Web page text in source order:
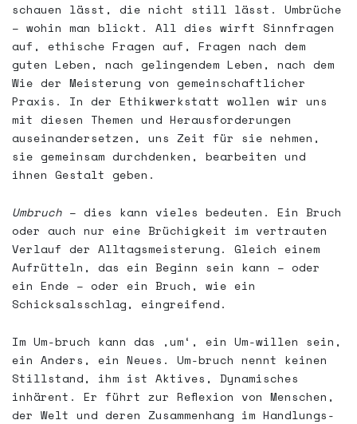
IMPRESSUM
DANKE SEHR!
schauen lässt, die nicht still lässt. Umbrüche
– wohin man blickt. All dies wirft Sinnfragen
auf, ethische Fragen auf, Fragen nach dem
guten Leben, nach gelingendem Leben, nach dem
Wie der Meisterung von gemeinschaftlicher
Praxis. In der Ethikwerkstatt wollen wir uns
mit diesen Themen und Herausforderungen
auseinandersetzen, uns Zeit für sie nehmen,
sie gemeinsam durchdenken, bearbeiten und
ihnen Gestalt geben.
Umbruch – dies kann vieles bedeuten. Ein Bruch
oder auch nur eine Brüchigkeit im vertrauten
Verlauf der Alltagsmeisterung. Gleich einem
Aufrütteln, das ein Beginn sein kann – oder
ein Ende – oder ein Bruch, wie ein
Schicksalsschlag, eingreifend.
Im Um-bruch kann das ‚um‘, ein Um-willen sein,
ein Anders, ein Neues. Um-bruch nennt keinen
Stillstand, ihm ist Aktives, Dynamisches
inhärent. Er führt zur Reflexion von Menschen,
der Welt und deren Zusammenhang im Handlungs-